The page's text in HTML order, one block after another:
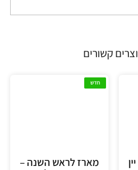
קשורים
חדש
מארז לראש השנה –